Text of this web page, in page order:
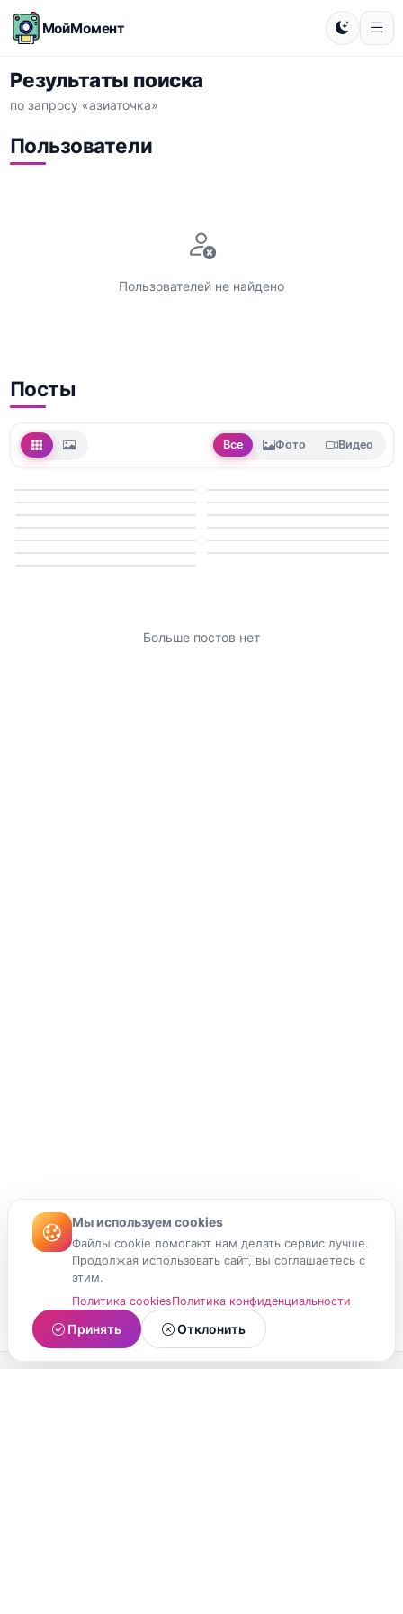
МойМомент
Результаты поиска
по запросу «азиаточка»
Пользователи
Пользователей не найдено
Посты
Все Фото Видео
Больше постов нет
Мы используем cookies
Файлы cookie помогают нам делать сервис лучше.
Продолжая использовать сайт, вы соглашаетесь с
этим.
Политика cookiesПолитика конфиденциальности
Принять Отклонить